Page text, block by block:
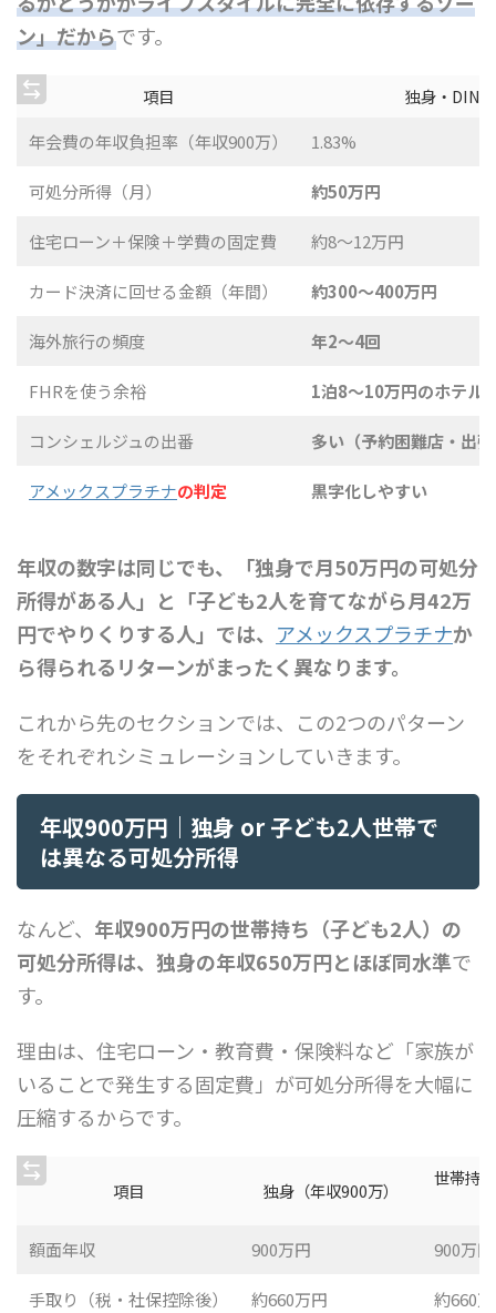
ン」だからです。
項目
独身・
年会費の年収負担率（年収900万）
1.83%
可処分所得（月） 約50万円
住宅ローン＋保険＋学費の固定費 約8〜12万円
カード決済に回せる金額（年間） 約300〜400万円
海外旅行の頻度 年2〜4回
FHRを使う余裕 1泊8〜10万円のホテル
コンシェルジュの出番 多い（予約困難店・出
アメックスプラチナの判定 黒字化しやすい
年収の数字は同じでも、「独身で月50万円の可処分
所得がある人」と「子ども2人を育てながら月42万
円でやりくりする人」では、 アメックスプラチナか
ら得られるリターンがまったく異なります。
これから先のセクションでは、この2つのパターン
をそれぞれシミュレーションしていきます。
年収900万円｜独身 or 子ども2人世帯で
は異なる可処分所得
なんど、 年収900万円の世帯持ち（子ども2人）の
可処分所得は、独身の年収650万円とほぼ同水準で
す。
理由は、住宅ローン・教育費・保険料など「家族が
いることで発生する固定費」が可処分所得を大幅に
圧縮するからです。
項目 独身（年収900万）
世帯持
額面年収 900万円 900万円
手取り（税・社保控除後） 約660万円 約660